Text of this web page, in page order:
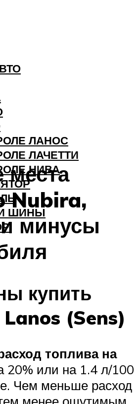
ЛАНОС
ЛАЧЕТТИ
НИВА
ШИНЫ
Nubira,
минусы
купить
(Sens)
топлива на
20% или на 1.4 л/100
Чем меньше расход